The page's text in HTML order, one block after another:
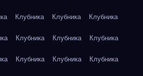
Клубника Клубника Клубника
Клубника Клубника Клубника
Клубника Клубника Клубника